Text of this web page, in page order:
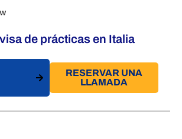
de prácticas en Italia
RESERVAR UNA
LLAMADA